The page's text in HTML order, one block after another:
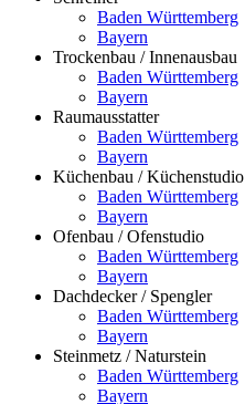
Baden Württemberg
Bayern
Trockenbau / Innenausbau
Baden Württemberg
Bayern
Raumausstatter
Baden Württemberg
Bayern
Küchenbau / Küchenstudio
Baden Württemberg
Bayern
Ofenbau / Ofenstudio
Baden Württemberg
Bayern
Dachdecker / Spengler
Baden Württemberg
Bayern
Steinmetz / Naturstein
Baden Württemberg
Bayern